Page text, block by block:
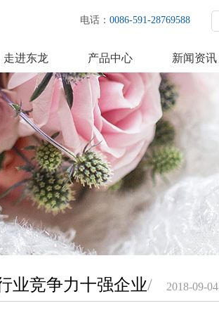
电话： 0086-591-28769588
走进东龙 产品中心 新闻资讯
业竞争力十强企业/ 2018-09-04